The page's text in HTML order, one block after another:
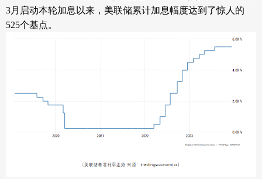
3月启动本轮加息以来，美联储累计加息幅度达到了惊人的
525个基点。